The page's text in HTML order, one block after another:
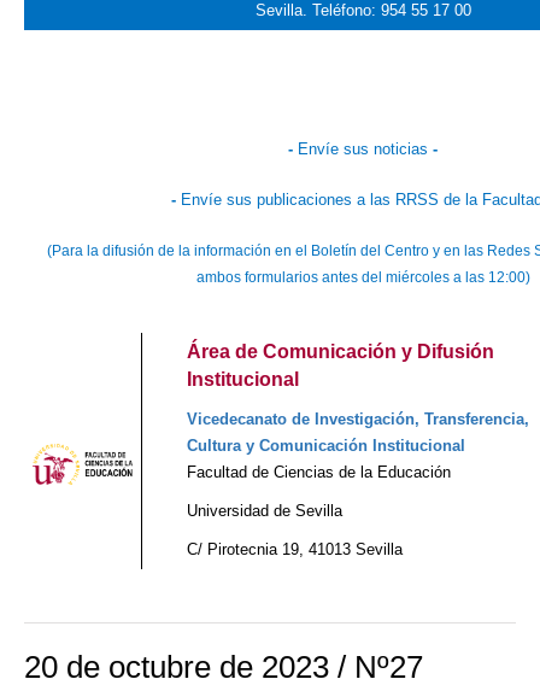
Sevilla. Teléfono: 954 55 17 00
- Envíe sus noticias -
- Envíe sus publicaciones a las RRSS de la
(Para la difusión de la información en el Boletín del Centro y en las Redes
ambos formularios antes del miércoles a las 12:00)
Área de Comunicación y Difusión
Institucional
Vicedecanato de Investigación, Transferencia,
Cultura y Comunicación Institucional
Facultad de Ciencias de la Educación
Universidad de Sevilla
C/ Pirotecnia 19, 41013 Sevilla
20 de octubre de 2023 / Nº27